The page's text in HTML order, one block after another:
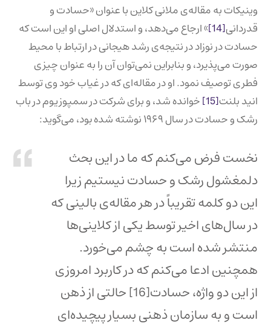
وینیکات به مقاله‌ی ملانی کلاین با عنوان «حسادت و
قدردانی[14]
» ارجاع می‌دهد، و استدلال اصلی او این است که
حسادت در نوزاد در نتیجه‌ی رشد هیجانی در ارتباط با محیط
صورت می‌پذیرد، و بنابراین نمی‌توان آن را به عنوان چیزی
فطری توصیف نمود. او در مقاله‌ای که در غیاب خود وی توسط
انید بلنت[15]
خوانده شد، و برای شرکت در سمپوزیوم در باب
رشک و حسادت در سال ۱۹۶۹ نوشته شده بود، می‌گوید:
نخست فرض می‌کنم که ما در این بحث
دلمغشول رشک و حسادت نیستیم زیرا
این دو کلمه تقریباً در هر مقاله‌ی بالینی که
در سال‌های اخیر توسط یکی از کلاینی‌ها
منتشر شده است به چشم می‌خورد.
همچنین ادعا می‌کنم که در کاربرد امروزی
از این دو واژه، حسادت[16]
حالتی از ذهن
است و به سازمان ذهنی بسیار پیچیده‌ای